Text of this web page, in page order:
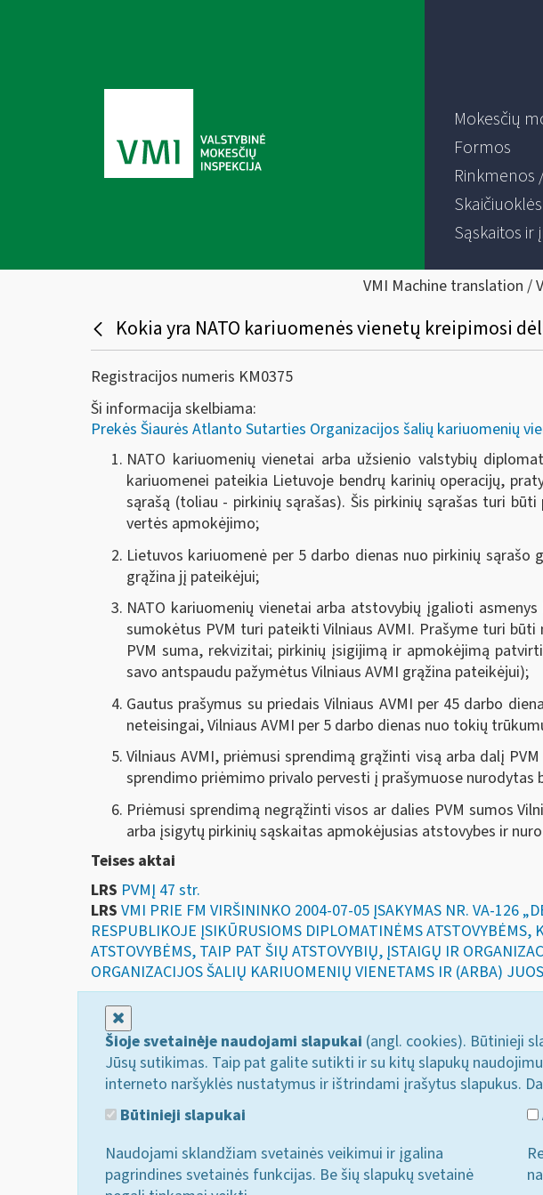
Mokesčių
Formos
Rinkmenos
Sąskaitos ir
VMI Machine translation
Kokia yra NATO kariuomenės vienetų kreipimosi
Registracijos numeris KM0375
Ši informacija skelbiama:
Prekės Šiaurės Atlanto Sutarties Organizacijos šalių kariuomenių
NATO kariuomenių vienetai arba užsienio valstybių
kariuomenei pateikia Lietuvoje bendrų karinių operacijų,
sąrašą (toliau - pirkinių sąrašas). Šis pirkinių sąrašas turi
vertės apmokėjimo;
Lietuvos kariuomenė per 5 darbo dienas nuo pirkinių
grąžina jį pateikėjui;
NATO kariuomenių vienetai arba atstovybių įgalioti
sumokėtus PVM turi pateikti Vilniaus AVMI. Prašyme turi
PVM suma, rekvizitai; pirkinių įsigijimą ir apmokėjimą
savo antspaudu pažymėtus Vilniaus AVMI grąžina pateikėjui);
Gautus prašymus su priedais Vilniaus AVMI per 45 darbo
neteisingai, Vilniaus AVMI per 5 darbo dienas nuo tokių
Vilniaus AVMI, priėmusi sprendimą grąžinti visą arba dalį
sprendimo priėmimo privalo pervesti į prašymuose nurodytas
Priėmusi sprendimą negrąžinti visos ar dalies PVM sumos
arba įsigytų pirkinių sąskaitas apmokėjusias atstovybes ir
Teises aktai
LRS PVMĮ 47 str.
LRS VMI PRIE FM VIRŠININKO 2004-07-05 ĮSAKYMAS NR. VA-126
RESPUBLIKOJE ĮSIKŪRUSIOMS DIPLOMATINĖMS
ATSTOVYBĖMS, TAIP PAT ŠIŲ ATSTOVYBIŲ, ĮSTAIGŲ IR
ORGANIZACIJOS ŠALIŲ KARIUOMENIŲ VIENETAMS IR (ARBA)
Šioje svetainėje naudojami slapukai (angl. cookies). Būtinieji
Jūsų sutikimas. Taip pat galite sutikti ir su kitų slapukų
interneto naršyklės nustatymus ir ištrindami įrašytus slapukus.
Būtinieji slapukai
Naudojami sklandžiam svetainės veikimui ir įgalina
pagrindines svetainės funkcijas. Be šių slapukų svetainė